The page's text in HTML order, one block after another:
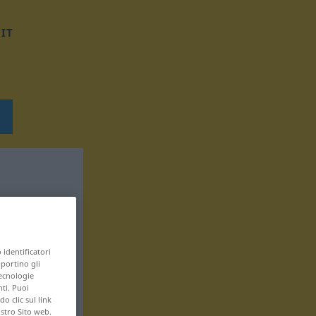
IT
identificatori
gli
Puoi
clic sul link
Sito web.